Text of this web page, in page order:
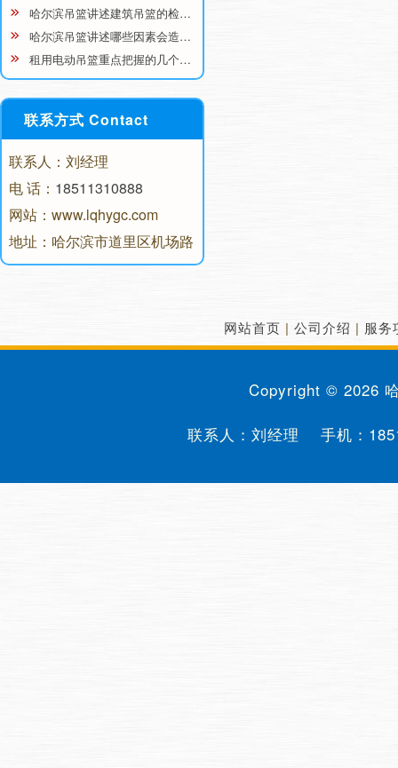
哈尔滨吊篮讲述建筑吊篮的检…
哈尔滨吊篮讲述哪些因素会造…
租用电动吊篮重点把握的几个…
联系方式 Contact
联系人：刘经理
电 话： 18511310888
网站：www.lqhygc.com
地址：哈尔滨市道里区机场路
网站首页 | 公司介绍 | 服务
Copyright © 2026
联系人：刘经理 手机：